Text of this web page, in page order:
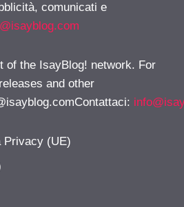
comunicati e
of the IsayBlog! network. For
and other
:
Privacy (UE)